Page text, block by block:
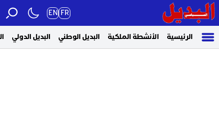
FR
EN
الرئيسية الأنشطة الملكية البديل الوطني البديل الدولي